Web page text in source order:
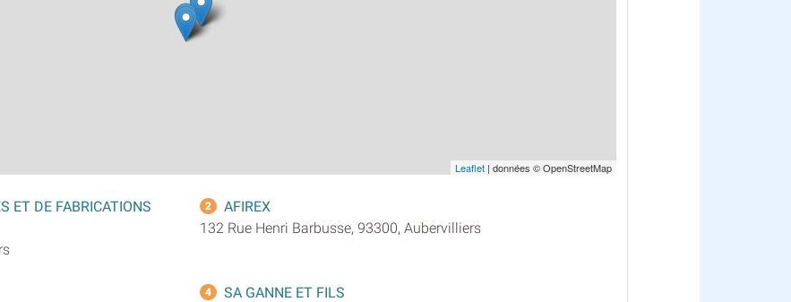
Leaflet | données © OpenStreetMap
ET DE FABRICATIONS
2
AFIREX
132 Rue Henri Barbusse, 93300, Aubervilliers
4
SA GANNE ET FILS